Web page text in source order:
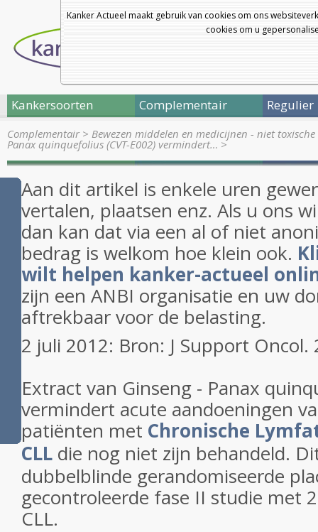
Kanker Actueel maakt gebruik van cookies om ons
cookies om u
Kankersoorten Complementair Regulier
Complementair> Bewezen middelen en medicijnen - niet
Panax quinquefolius (CVT-E002) vermindert… >
Aan dit artikel is enkele uren
vertalen, plaatsen enz. Als u ons
dan kan dat via een al of niet
bedrag is welkom hoe klein ook.
wilt helpen kanker-actueel
zijn een ANBI organisatie en uw
aftrekbaar voor de belasting.
2 juli 2012: Bron: J Support Oncol.
Extract van Ginseng - Panax
vermindert acute aandoeningen
patiënten met Chronische
CLL die nog niet zijn behandeld.
dubbelblinde gerandomiseerde
gecontroleerde fase II studie met
CLL.